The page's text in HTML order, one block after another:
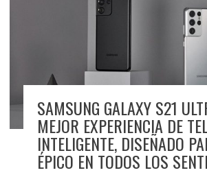
SAMSUNG GALAXY S21
MEJOR EXPERIENCIA DE
INTELIGENTE, DISEÑADO
ÉPICO EN TODOS LOS